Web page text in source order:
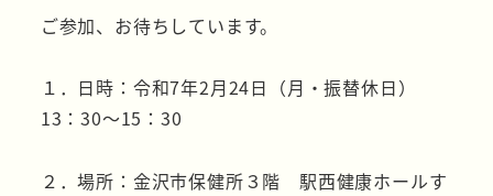
ご参加、お待ちしています。
１．日時：令和7年2月24日（月・振替休日）
13：30～15：30
２．場所：金沢市保健所３階 駅西健康ホールす